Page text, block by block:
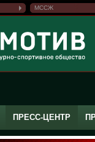
МССЖ
ПРЕСС-ЦЕНТР